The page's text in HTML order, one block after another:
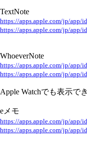
TextNote
https://apps.apple.com/jp/app/
https://apps.apple.com/jp/app/
WhoeverNote
https://apps.apple.com/jp/app/
https://apps.apple.com/jp/app/
Apple Watchでも表示で
eメモ
https://apps.apple.com/jp/app/
https://apps.apple.com/jp/app/